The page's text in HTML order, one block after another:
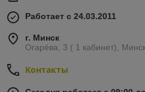
Работает с 24.03.2011
г. Минск
Огарёва, 3 ( 1 кабинет),
Контакты